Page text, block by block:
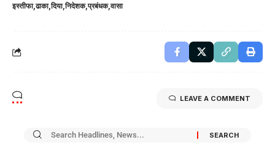
इस्तीफा ढाका दिया निदेशक प्रबंधक वासा
LEAVE A COMMENT